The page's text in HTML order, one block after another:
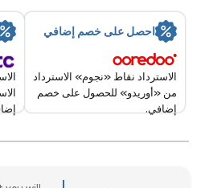
احصل على خصم إضافي
الاسترداد نقاط «نجوم» الاسترداد
من «أوريدو» للحصول على خصم
إضافي.